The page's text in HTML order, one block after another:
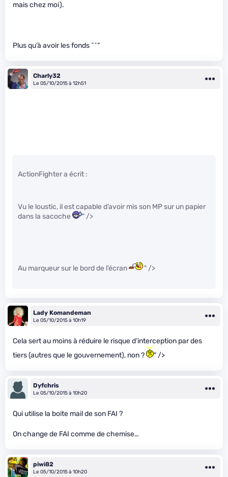
mais chez moi).
Plus qu’à avoir les fonds ^^”
Charly32
Le 05/10/2015 à 12h51
ActionFighter a écrit :
Vu le loustic, il est capable d’avoir mis son MP sur un papier
dans la sacoche
" />
Au marqueur sur le bord de l’écran " />
Lady Komandeman
Le 05/10/2015 à 10h19
Cela sert au moins à réduire le risque d’interception par des
tiers (autres que le gouvernement), non ?
" />
Dyfchris
Le 05/10/2015 à 10h20
Qui utilise la boite mail de son FAI ?
On change de FAI comme de chemise…
piwi82
Le 05/10/2015 à 10h20